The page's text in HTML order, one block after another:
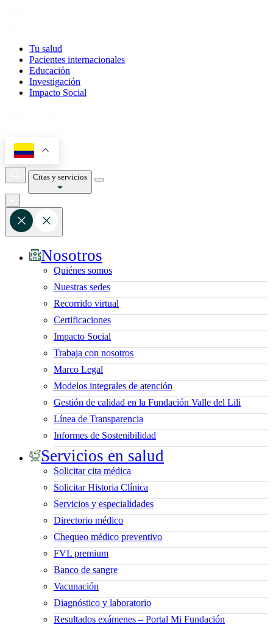
Tu salud
Pacientes internacionales
Educación
Investigación
Impacto Social
Citas y servicios
Nosotros
Quiénes somos
Nuestras sedes
Recorrido virtual
Certificaciones
Impacto Social
Trabaja con nosotros
Marco Legal
Modelos integrales de atención
Gestión de calidad en la Fundación Valle del Lili
Línea de Transparencia
Informes de Sostenibilidad
Servicios en salud
Solicitar cita médica
Solicitar Historia Clínica
Servicios y especialidades
Directorio médico
Chequeo médico preventivo
FVL premium
Banco de sangre
Vacunación
Diagnóstico y laboratorio
Resultados exámenes – Portal Mi Fundación